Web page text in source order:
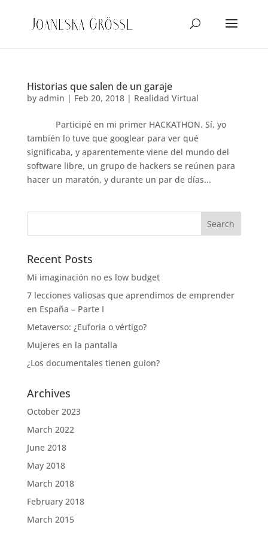
Historias que salen de un garaje
by admin | Feb 20, 2018| Realidad Virtual
Participé en mi primer HACKATHON. Sí, yo
también lo tuve que googlear para ver qué
significaba, y aparentemente viene del mundo del
software libre, un grupo de hackers se reúnen para
hacer un maratón, y durante un par de días...
Recent Posts
Mi imaginación no es low budget
7 lecciones valiosas que aprendimos de emprender
en España – Parte I
Metaverso: ¿Euforia o vértigo?
Mujeres en la pantalla
¿Los documentales tienen guion?
Archives
October 2023
March 2022
June 2018
May 2018
March 2018
February 2018
March 2015